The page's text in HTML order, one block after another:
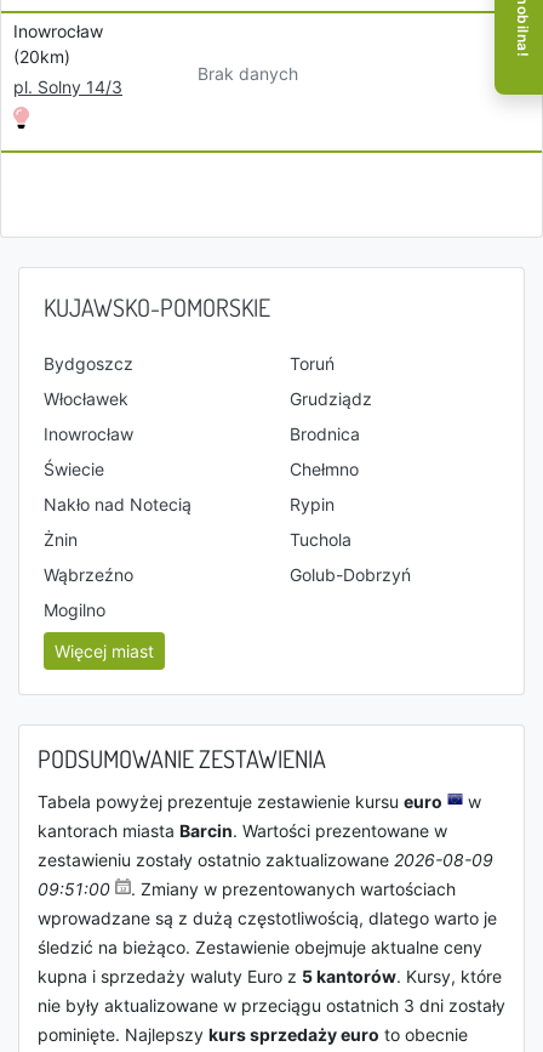
Inowrocław
(20km)
pl. Solny 14/3
Brak danych
KUJAWSKO-POMORSKIE
Bydgoszcz
Toruń
Włocławek
Grudziądz
Inowrocław
Brodnica
Świecie
Chełmno
Nakło nad Notecią
Rypin
Żnin
Tuchola
Wąbrzeźno
Golub-Dobrzyń
Mogilno
Więcej miast
PODSUMOWANIE ZESTAWIENIA
Tabela powyżej prezentuje zestawienie kursu euro
w
kantorach miasta Barcin. Wartości prezentowane w
zestawieniu zostały ostatnio zaktualizowane 2026-08-09
09:51:00
. Zmiany w prezentowanych wartościach
wprowadzane są z dużą częstotliwością, dlatego warto je
śledzić na bieżąco. Zestawienie obejmuje aktualne ceny
kupna i sprzedaży waluty Euro z 5 kantorów. Kursy, które
nie były aktualizowane w przeciągu ostatnich 3 dni zostały
pominięte. Najlepszy kurs sprzedaży euro to obecnie